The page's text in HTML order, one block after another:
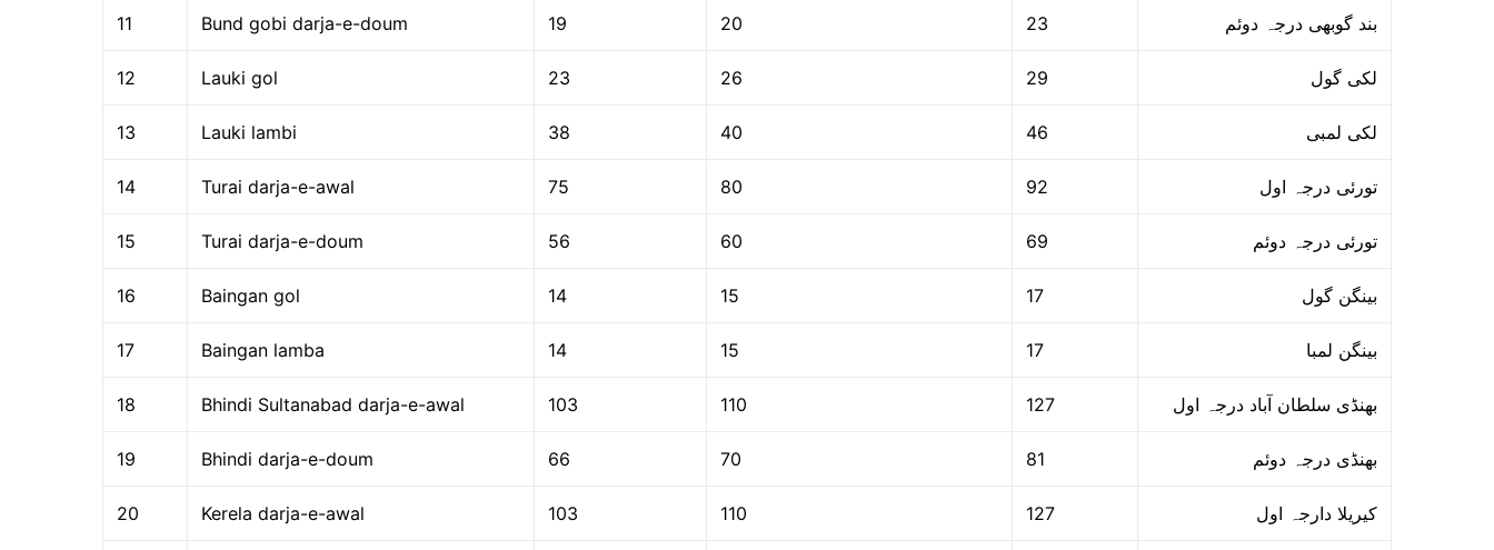
11 Bund gobi darja-e-doum 19 20 23 بند گوبھی درجہ دوئم
12 Lauki gol 23 26 29 لکی گول
13 Lauki lambi 38 40 46 لکی لمبی
14 Turai darja-e-awal 75 80 92 تورئی درجہ اول
15 Turai darja-e-doum 56 60 69 تورئی درجہ دوئم
16 Baingan gol 14 15 17 بینگن گول
17 Baingan lamba 14 15 17 بینگن لمبا
18 Bhindi Sultanabad darja-e-awal 103 110 127 بھنڈی سلطان آباد درجہ اول
19 Bhindi darja-e-doum 66 70 81 بھنڈی درجہ دوئم
20 Kerela darja-e-awal 103 110 127 کیریلا دارجہ اول